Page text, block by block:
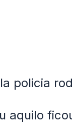
policia
aquilo